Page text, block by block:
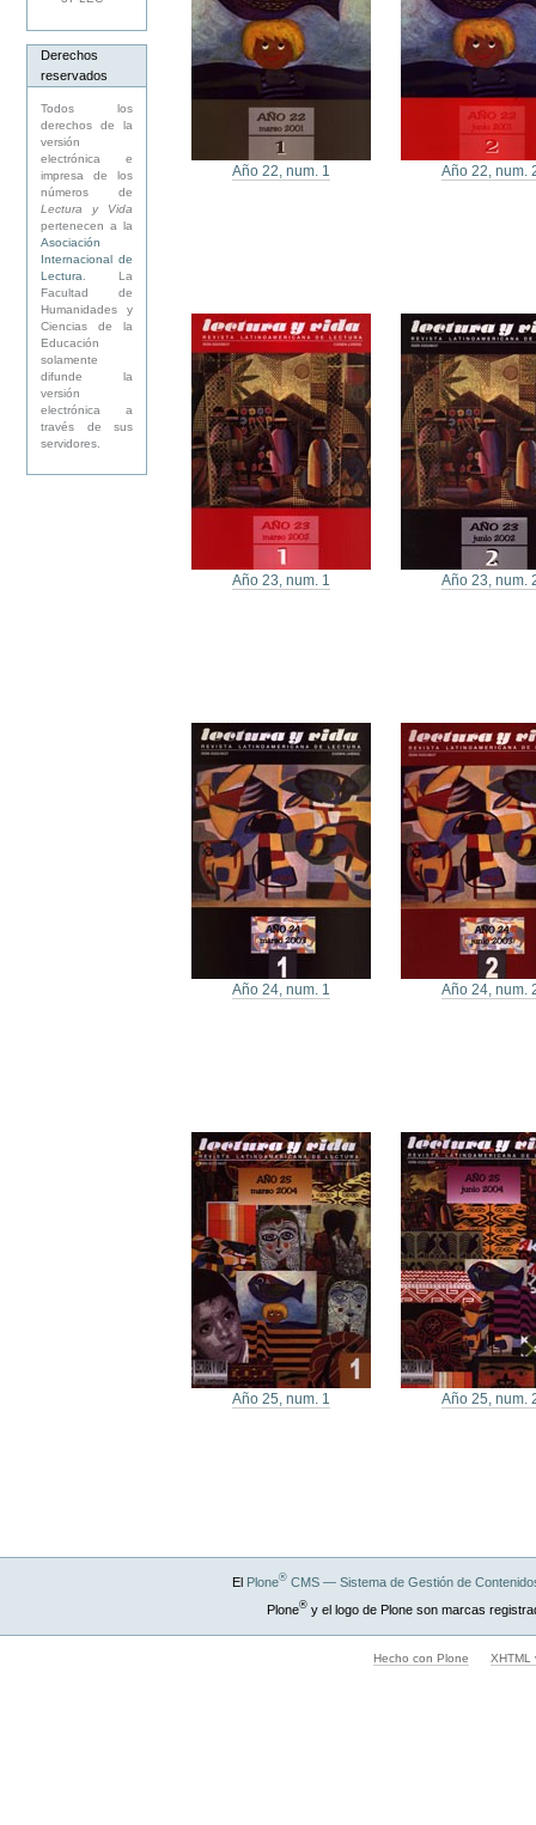
Derechos
reservados
Todos los
derechos de la
versión
electrónica e
impresa de los
números de
Lectura y Vida
pertenecen a la
Asociación
Internacional de
Lectura
. La
Facultad de
Humanidades y
Ciencias de la
Educación
solamente
difunde la
versión
electrónica a
través de sus
servidores.
Año 22, num. 1 Año 22, num.
Año 23, num. 1 Año 23, num.
Año 24, num. 1 Año 24, num.
Año 25, num. 1 Año 25, num.
El Plone®CMS — Sistema de Gestión de
Plone®y el logo de Plone son marcas
Hecho con Plone XHTML